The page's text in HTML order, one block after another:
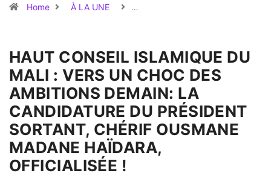
Home À LA UNE …
HAUT CONSEIL ISLAMIQUE DU
MALI : VERS UN CHOC DES
AMBITIONS DEMAIN: LA
CANDIDATURE DU PRÉSIDENT
SORTANT, CHÉRIF OUSMANE
MADANE HAÏDARA,
OFFICIALISÉE !